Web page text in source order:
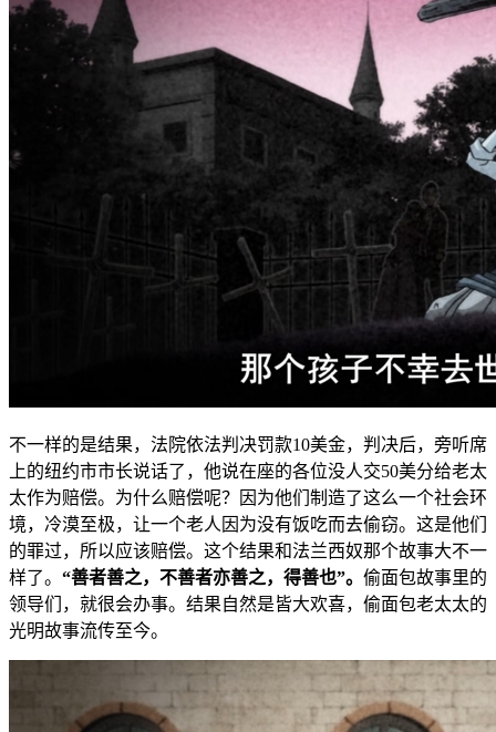
不一样的是结果，法院依法判决罚款10美金，判决后，旁听席
上的纽约市市长说话了，他说在座的各位没人交50美分给老太
太作为赔偿。为什么赔偿呢？因为他们制造了这么一个社会环
境，冷漠至极，让一个老人因为没有饭吃而去偷窃。这是他们
的罪过，所以应该赔偿。这个结果和法兰西奴那个故事大不一
样了。 “善者善之，不善者亦善之，得善也”。 偷面包故事里的
领导们，就很会办事。结果自然是皆大欢喜，偷面包老太太的
光明故事流传至今。